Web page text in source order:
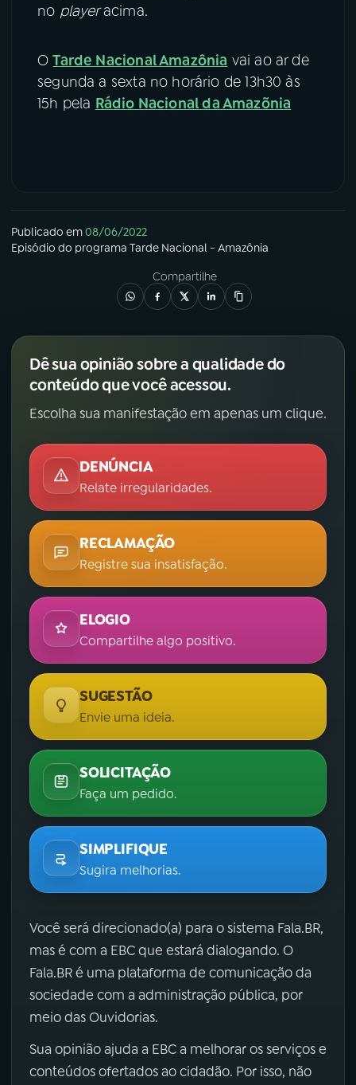
no playeracima.
OTarde Nacional Amazônia vai ao ar de
segunda a sexta no horário de 13h30 às
15h pela Rádio Nacional da Amazõnia
Publicado em08/06/2022
Episódio do programa Tarde Nacional - Amazônia
Compartilhe
Dê sua opinião sobre a qualidade do
conteúdo que você acessou.
Escolha sua manifestação em apenas um clique.
DENÚNCIA
Relate irregularidades.
RECLAMAÇÃO
Registre sua insatisfação.
ELOGIO
Compartilhe algo positivo.
SUGESTÃO
Envie uma ideia.
SOLICITAÇÃO
Faça um pedido.
SIMPLIFIQUE
Sugira melhorias.
Você será direcionado(a) para o sistema Fala.BR,
mas é com a EBC que estará dialogando. O
Fala.BR é uma plataforma de comunicação da
sociedade com a administração pública, por
meio das Ouvidorias.
Sua opinião ajuda a EBC a melhorar os serviços e
conteúdos ofertados ao cidadão. Por isso, não